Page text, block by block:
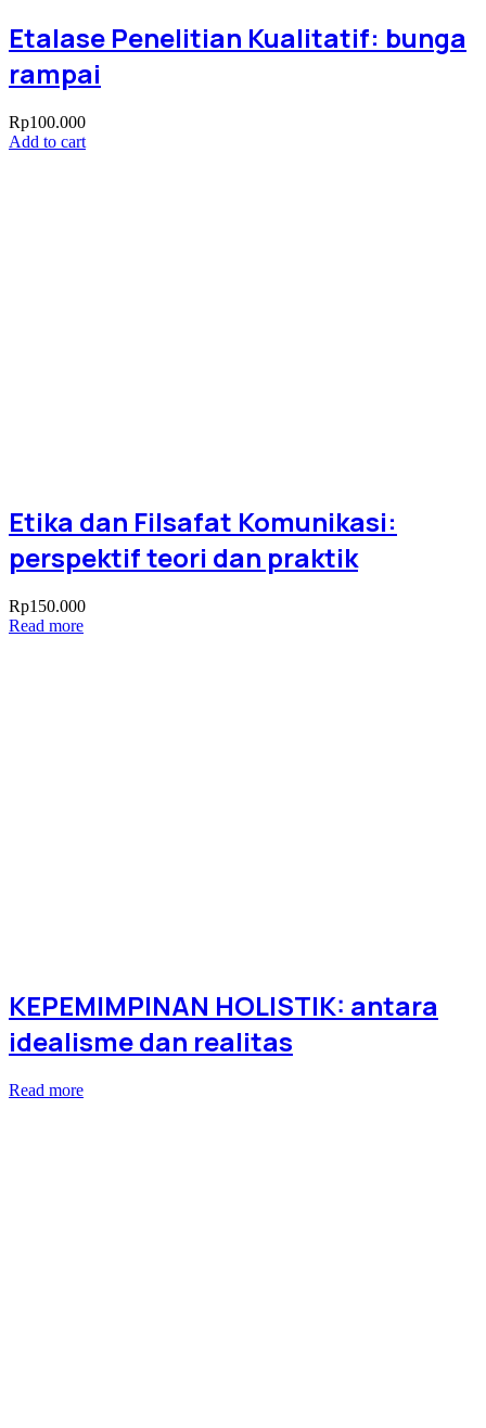
Etalase Penelitian Kualitatif: bunga
rampai
Rp100.000
Add to cart
Etika dan Filsafat Komunikasi:
perspektif teori dan praktik
Rp150.000
Read more
KEPEMIMPINAN HOLISTIK: antara
idealisme dan realitas
Read more